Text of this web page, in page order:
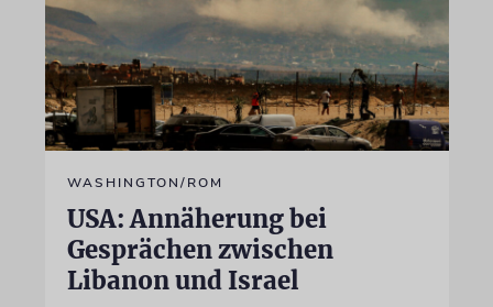
WASHINGTON/ROM
USA: Annäherung bei
Gesprächen zwischen
Libanon und Israel